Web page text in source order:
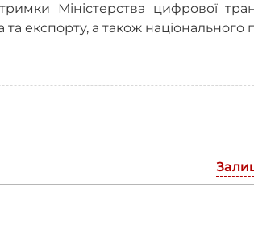
Міністерства цифрової
експорту, а також національного